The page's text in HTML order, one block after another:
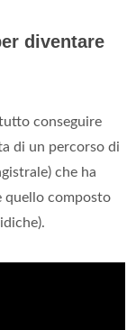
diventare
conseguire
di un percorso di
che ha
quello composto